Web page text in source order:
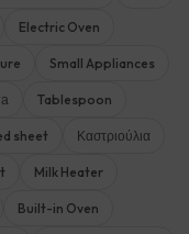
Electric Oven
Small Appliances
Tablespoon
sheet Καστριούλια
Milk Heater
Built-in Oven